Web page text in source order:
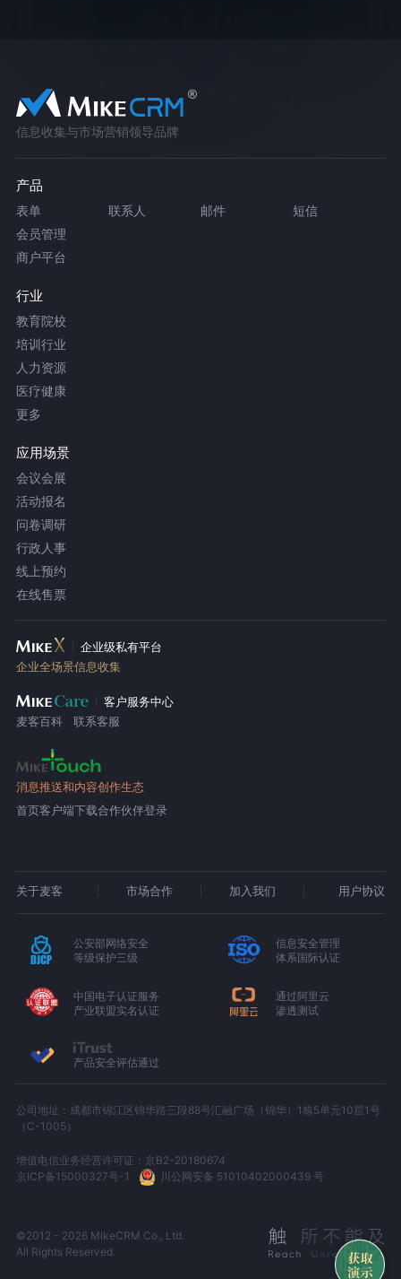
信息收集与市场营销领导品牌
产品
表单 联系人 邮件
短信
会员管理
商户平台
行业
教育院校
培训行业
人力资源
医疗健康
更多
应用场景
会议会展
活动报名
问卷调研
行政人事
线上预约
在线售票
企业级私有平台
企业全场景信息收集
客户服务中心
麦客百科
联系客服
消息推送和内容创作生态
首页客户端下载合作伙伴登录
关于麦客 市场合作 加入我们 用户协议
公安部网络安全
等级保护三级
信息安全管理
体系国际认证
中国电子认证服务
产业联盟实名认证
通过阿里云
渗透测试
产品安全评估通过
公司地址：成都市锦江区锦华路三段88号汇融广场（锦华）1栋5单元10层1号
（C-1005）
增值电信业务经营许可证：京B2-20180674
京ICP备15000327号-1
川公网安备 51010402000439 号
©2012 - 2026 MikeCRM Co., Ltd.
All Rights Reserved.